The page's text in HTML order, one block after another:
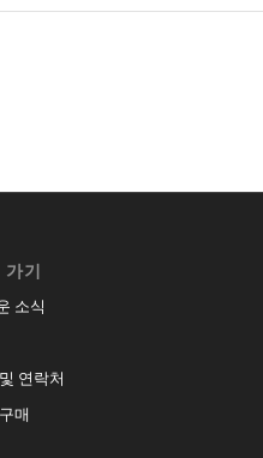
가기
소식
연락처
매